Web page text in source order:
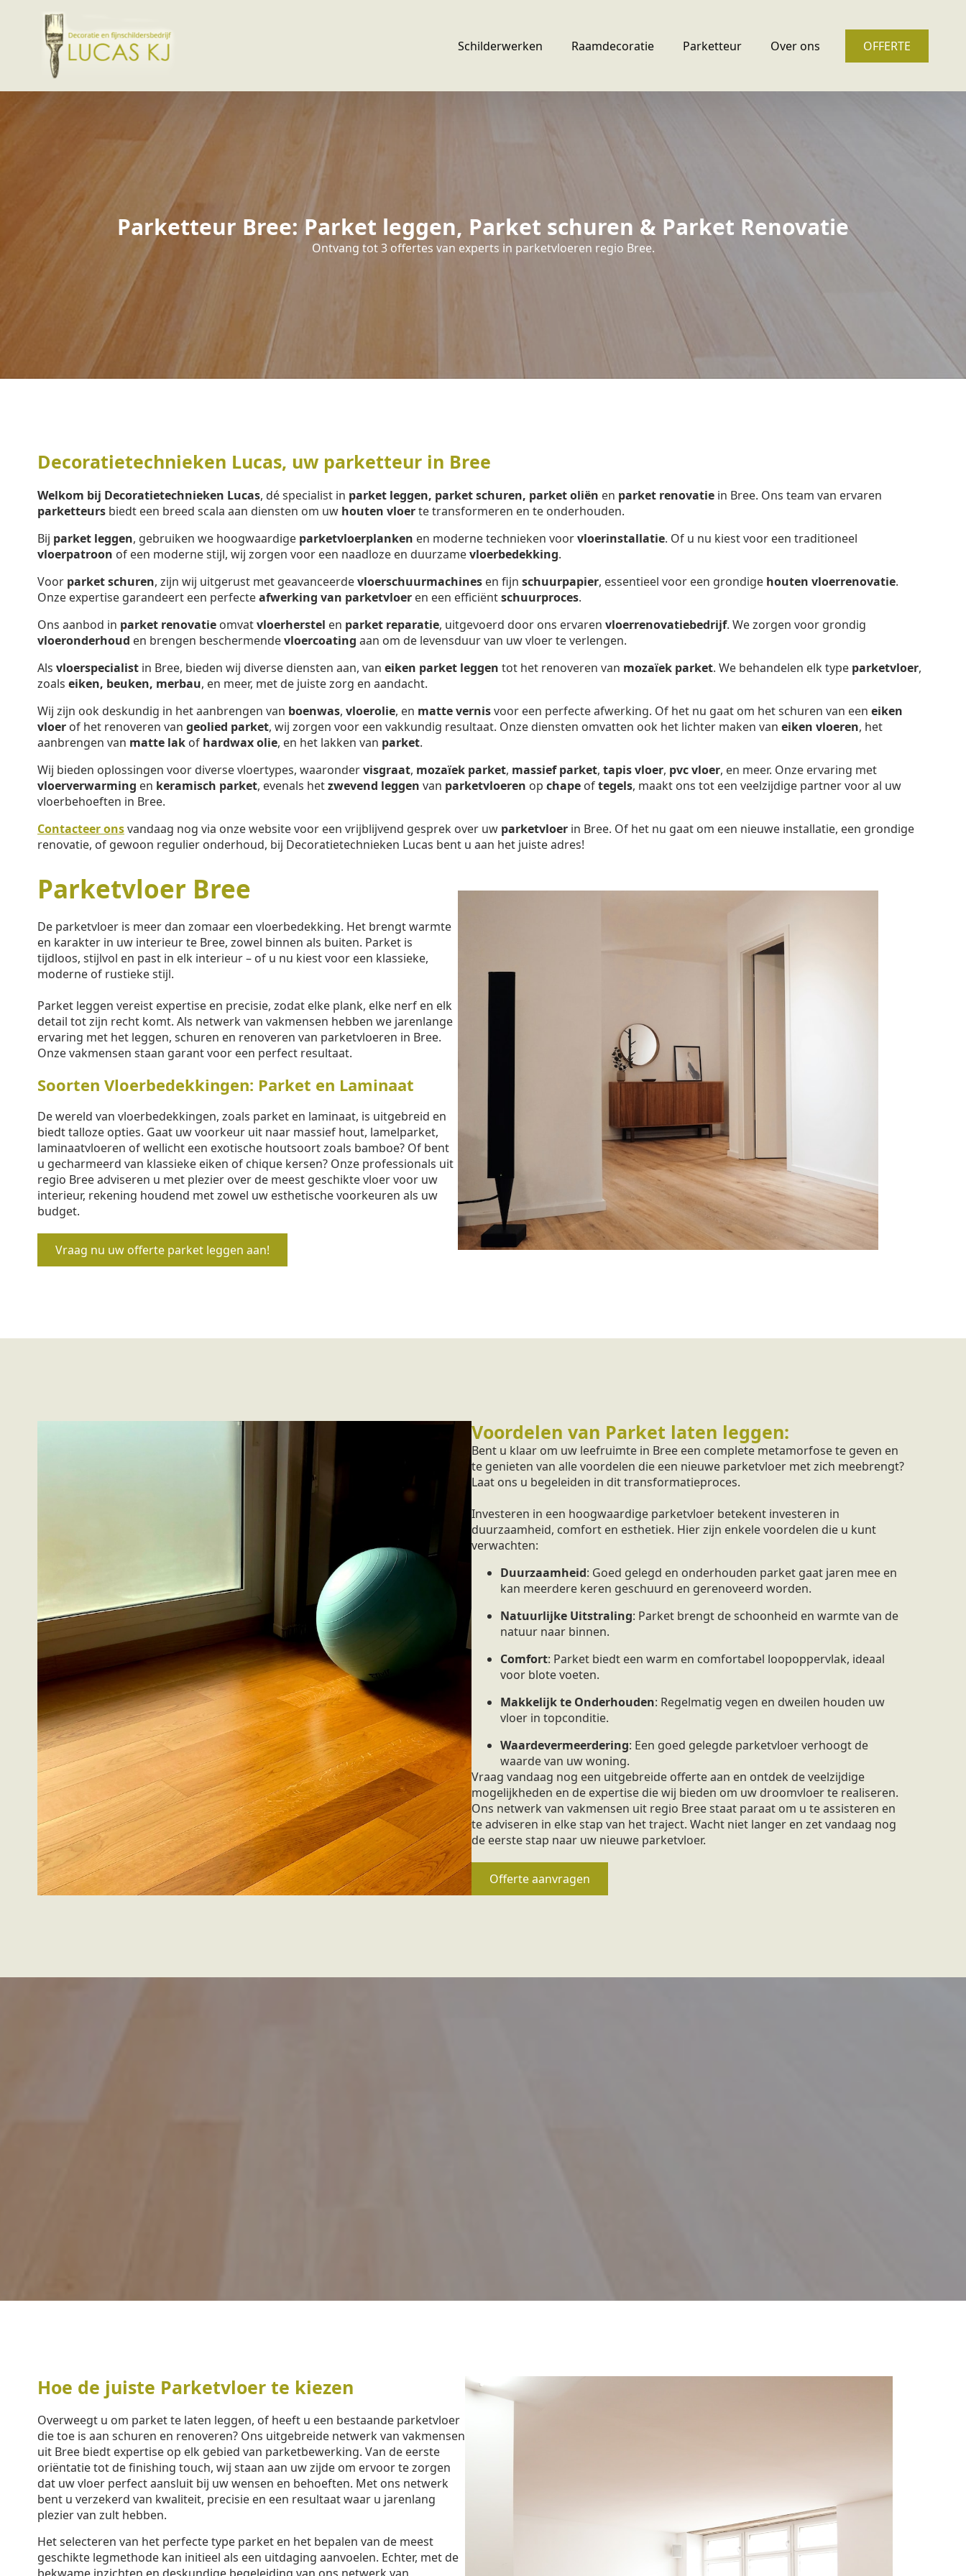
Schilderwerken Raamdecoratie Parketteur Over ons OFFERTE
Parketteur Bree: Parket leggen, Parket schuren & Parket Renovatie
Ontvang tot 3 offertes van experts in parketvloeren regio Bree.
Decoratietechnieken Lucas, uw parketteur in Bree
Welkom bij Decoratietechnieken Lucas, dé specialist in parket leggen, parket schuren, parket oliën en parket renovatie in Bree. Ons team van ervaren
parketteurs biedt een breed scala aan diensten om uw houten vloerte transformeren en te onderhouden.
Bij parket leggen, gebruiken we hoogwaardige parketvloerplanken en moderne technieken voorvloerinstallatie. Of u nu kiest voor een traditioneel
vloerpatroon of een moderne stijl, wij zorgen voor een naadloze en duurzamevloerbedekking.
Voor parket schuren, zijn wij uitgerust met geavanceerdevloerschuurmachines en fijn schuurpapier, essentieel voor een grondige houten vloerrenovatie.
Onze expertise garandeert een perfecteafwerking van parketvloer en een efficiëntschuurproces.
Ons aanbod in parket renovatie omvatvloerherstel en parket reparatie, uitgevoerd door ons ervaren vloerrenovatiebedrijf. We zorgen voor grondig
vloeronderhoud en brengen beschermendevloercoating aan om de levensduur van uw vloer te verlengen.
Als vloerspecialist in Bree, bieden wij diverse diensten aan, van eiken parket leggen tot het renoveren van mozaïek parket. We behandelen elk type parketvloer,
zoals eiken, beuken, merbau, en meer, met de juiste zorg en aandacht.
Wij zijn ook deskundig in het aanbrengen van boenwas, vloerolie, en matte vernisvoor een perfecte afwerking. Of het nu gaat om het schuren van een eiken
vloer of het renoveren van geolied parket, wij zorgen voor een vakkundig resultaat. Onze diensten omvatten ook het lichter maken van eiken vloeren, het
aanbrengen van matte lak of hardwax olie, en het lakken van parket.
Wij bieden oplossingen voor diverse vloertypes, waarondervisgraat, mozaïek parket, massief parket, tapis vloer, pvc vloer, en meer. Onze ervaring met
vloerverwarming en keramisch parket, evenals hetzwevend leggen van parketvloeren op chape oftegels, maakt ons tot een veelzijdige partner voor al uw
vloerbehoeften in Bree.
Contacteer onsvandaag nog via onze website voor een vrijblijvend gesprek over uw parketvloer in Bree. Of het nu gaat om een nieuwe installatie, een grondige
renovatie, of gewoon regulier onderhoud, bij Decoratietechnieken Lucas bent u aan het juiste adres!
Parketvloer Bree
De parketvloer is meer dan zomaar een vloerbedekking. Het brengt warmte
en karakter in uw interieur te Bree, zowel binnen als buiten. Parket is
tijdloos, stijlvol en past in elk interieur – of u nu kiest voor een klassieke,
moderne of rustieke stijl.
Parket leggen vereist expertise en precisie, zodat elke plank, elke nerf en elk
detail tot zijn recht komt. Als netwerk van vakmensen hebben we jarenlange
ervaring met het leggen, schuren en renoveren van parketvloeren in Bree.
Onze vakmensen staan garant voor een perfect resultaat.
Soorten Vloerbedekkingen: Parket en Laminaat
De wereld van vloerbedekkingen, zoals parket en laminaat, is uitgebreid en
biedt talloze opties. Gaat uw voorkeur uit naar massief hout, lamelparket,
laminaatvloeren of wellicht een exotische houtsoort zoals bamboe? Of bent
u gecharmeerd van klassieke eiken of chique kersen? Onze professionals uit
regio Bree adviseren u met plezier over de meest geschikte vloer voor uw
interieur, rekening houdend met zowel uw esthetische voorkeuren als uw
budget.
Vraag nu uw offerte parket leggen aan!
Voordelen van Parket laten leggen:
Bent u klaar om uw leefruimte in Bree een complete metamorfose te geven en
te genieten van alle voordelen die een nieuwe parketvloer met zich meebrengt?
Laat ons u begeleiden in dit transformatieproces.
Investeren in een hoogwaardige parketvloer betekent investeren in
duurzaamheid, comfort en esthetiek. Hier zijn enkele voordelen die u kunt
verwachten:
Duurzaamheid: Goed gelegd en onderhouden parket gaat jaren mee en
kan meerdere keren geschuurd en gerenoveerd worden.
Natuurlijke Uitstraling: Parket brengt de schoonheid en warmte van de
natuur naar binnen.
Comfort: Parket biedt een warm en comfortabel loopoppervlak, ideaal
voor blote voeten.
Makkelijk te Onderhouden: Regelmatig vegen en dweilen houden uw
vloer in topconditie.
Waardevermeerdering: Een goed gelegde parketvloer verhoogt de
waarde van uw woning.
Vraag vandaag nog een uitgebreide offerte aan en ontdek de veelzijdige
mogelijkheden en de expertise die wij bieden om uw droomvloer te realiseren.
Ons netwerk van vakmensen uit regio Bree staat paraat om u te assisteren en
te adviseren in elke stap van het traject. Wacht niet langer en zet vandaag nog
de eerste stap naar uw nieuwe parketvloer.
Offerte aanvragen
Hoe de juiste Parketvloer te kiezen
Overweegt u om parket te laten leggen, of heeft u een bestaande parketvloer
die toe is aan schuren en renoveren? Ons uitgebreide netwerk van vakmensen
uit Bree biedt expertise op elk gebied van parketbewerking. Van de eerste
oriëntatie tot de finishing touch, wij staan aan uw zijde om ervoor te zorgen
dat uw vloer perfect aansluit bij uw wensen en behoeften. Met ons netwerk
bent u verzekerd van kwaliteit, precisie en een resultaat waar u jarenlang
plezier van zult hebben.
Het selecteren van het perfecte type parket en het bepalen van de meest
geschikte legmethode kan initieel als een uitdaging aanvoelen. Echter, met de